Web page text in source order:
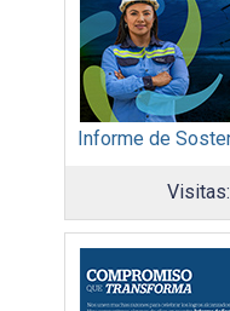
Visitas: